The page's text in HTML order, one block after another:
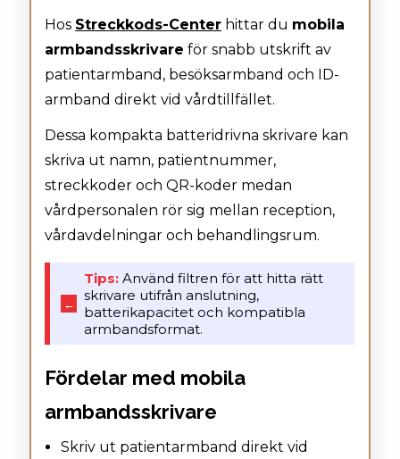
Hos Streckkods-Center hittar du mobila
armbandsskrivare för snabb utskrift av
patientarmband, besöksarmband och ID-
armband direkt vid vårdtillfället.
Dessa kompakta batteridrivna skrivare kan
skriva ut namn, patientnummer,
streckkoder och QR-koder medan
vårdpersonalen rör sig mellan reception,
vårdavdelningar och behandlingsrum.
←
Tips: Använd filtren för att hitta rätt
skrivare utifrån anslutning,
batterikapacitet och kompatibla
armbandsformat.
Fördelar med mobila
armbandsskrivare
Skriv ut patientarmband direkt vid